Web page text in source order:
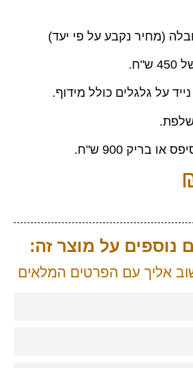
(מחיר נקבע על פי יעד)
על גלגלים כולל מידוף.
בריק 900 ש"ח.
נוספים על מוצר זה:
אליך עם הפרטים המלאים